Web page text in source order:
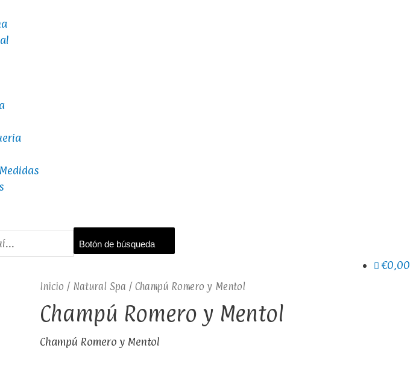
Botón de búsqueda
€0,00
Inicio / Natural Spa / Champú Romero y Mentol
Champú Romero y Mentol
Champú Romero y Mentol